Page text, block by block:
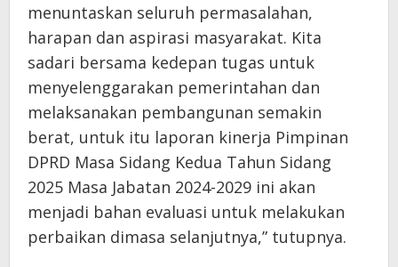
menuntaskan seluruh permasalahan,
harapan dan aspirasi masyarakat. Kita
sadari bersama kedepan tugas untuk
menyelenggarakan pemerintahan dan
melaksanakan pembangunan semakin
berat, untuk itu laporan kinerja Pimpinan
DPRD Masa Sidang Kedua Tahun Sidang
2025 Masa Jabatan 2024-2029 ini akan
menjadi bahan evaluasi untuk melakukan
perbaikan dimasa selanjutnya,” tutupnya.